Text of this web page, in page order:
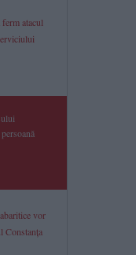
atacul
vor
Constanța